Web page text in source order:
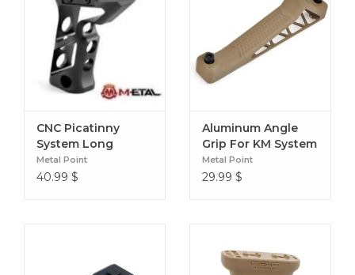
CNC Picatinny
System Long
Angled Grip
Metal Point
40.99 $
Aluminum Angle
Grip For KM System
Rail
Metal Point
29.99 $